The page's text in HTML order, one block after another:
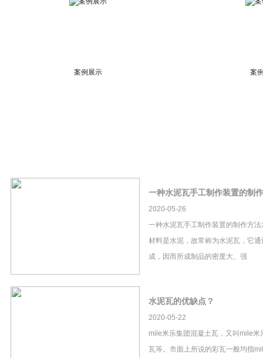
案例展示 案
一种水泥瓦手工制作装置的制
2020-05-26
一种水泥瓦手工制作装置的制作方
材料是水泥，故常称为水泥瓦，它
成，因而所成制品的密度大、强
水泥瓦的优缺点？
2020-05-22
mile米乐集团混凝土瓦，又叫mile米
瓦等。市面上所说的彩瓦一般均指